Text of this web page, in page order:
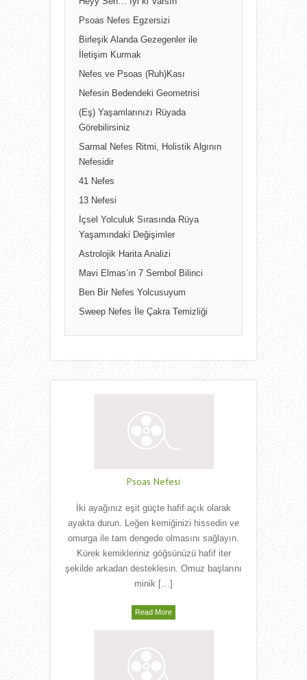
Psoas Nefes Egzersizi
Birleşik Alanda Gezegenler ile
İletişim Kurmak
Nefes ve Psoas (Ruh)Kası
Nefesin Bedendeki Geometrisi
(Eş) Yaşamlarınızı Rüyada
Görebilirsiniz
Sarmal Nefes Ritmi, Holistik Algının
Nefesidir
41 Nefes
13 Nefesi
İçsel Yolculuk Sırasında Rüya
Yaşamındaki Değişimler
Astrolojik Harita Analizi
Mavi Elmas’ın 7 Sembol Bilinci
Ben Bir Nefes Yolcusuyum
Sweep Nefes İle Çakra Temizliği
Psoas Nefesi
İki ayağınız eşit güçte hafif açık olarak
ayakta durun. Leğen kemiğinizi hissedin ve
omurga ile tam dengede olmasını sağlayın.
Kürek kemikleriniz göğsünüzü hafif iter
şekilde arkadan desteklesin. Omuz başlarını
minik […]
Read More